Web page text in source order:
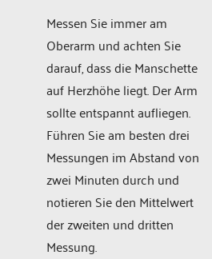
Messen Sie immer am
Oberarm und achten Sie
darauf, dass die Manschette
auf Herzhöhe liegt. Der Arm
sollte entspannt aufliegen.
Führen Sie am besten drei
Messungen im Abstand von
zwei Minuten durch und
notieren Sie den Mittelwert
der zweiten und dritten
Messung.